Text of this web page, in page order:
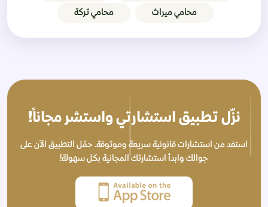
محامي ميراث محامي تركة
نزّل تطبيق استشارتي واستشر مجاناً!
استفد من استشارات قانونية سريعة وموثوقة. حمّل التطبيق الآن على
جوالك وابدأ استشارتك المجانية بكل سهولة!